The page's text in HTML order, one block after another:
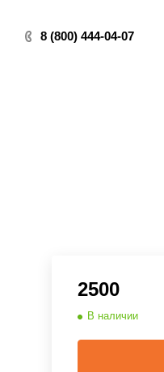
8 (800) 444-04-07
2500
В наличии